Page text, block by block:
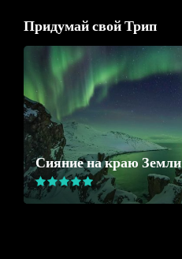
Придумай свой Трип
Сияние на краю Земли